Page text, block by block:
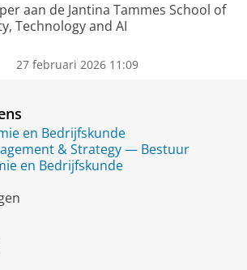
aan de Jantina Tammes School of
Technology and AI
27 februari 2026 11:09
en Bedrijfskunde
& Strategy — Bestuur
en Bedrijfskunde